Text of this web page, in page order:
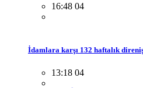
16:48 04
İdamlara karşı 132 haftalık
13:18 04